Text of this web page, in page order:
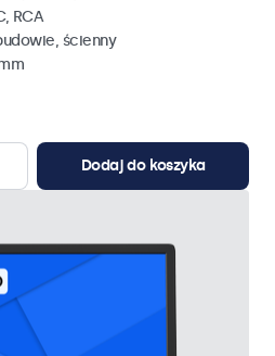
RCA
ścienny
Dodaj do koszyka